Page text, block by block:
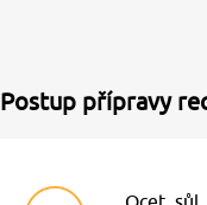
Postup přípravy